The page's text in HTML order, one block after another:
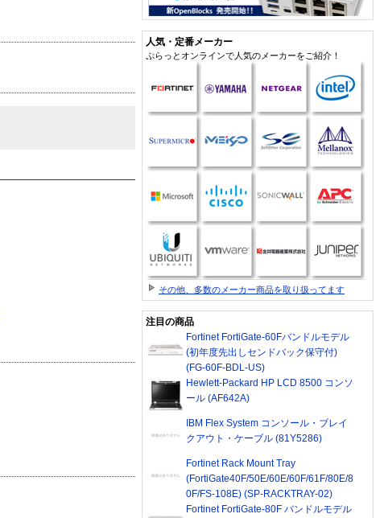
人気・定番メーカー
ぷらっとオンラインで人気のメーカーをご紹介！
その他、多数のメーカー商品を取り扱ってます
注目の商品
Fortinet FortiGate-60Fバンドルモデル
(初年度先出しセンドバック保守付)
(FG-60F-BDL-US)
Hewlett-Packard HP LCD 8500 コンソ
ール (AF642A)
IBM Flex System コンソール・ブレイ
クアウト・ケーブル (81Y5286)
Fortinet Rack Mount Tray
(FortiGate40F/50E/60E/60F/61F/80E/8
0F/FS-108E) (SP-RACKTRAY-02)
Fortinet FortiGate-80F バンドルモデル